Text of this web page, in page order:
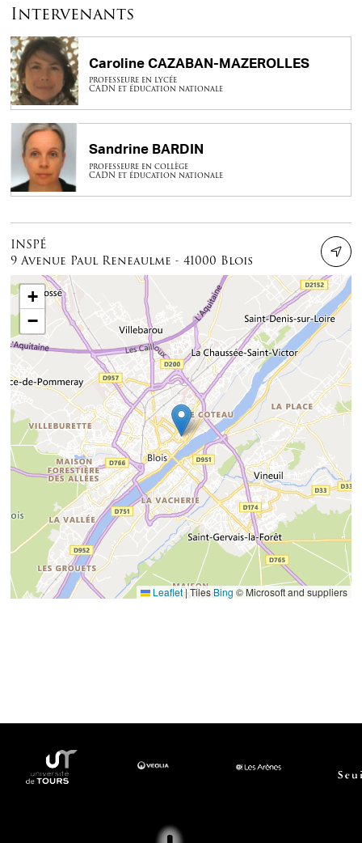
Intervenants
Caroline CAZABAN-MAZEROLLES
professeure en lycée
CADN et éducation nationale
Sandrine BARDIN
professeure en collège
CADN et éducation nationale
INSPÉ
9 Avenue Paul Reneaulme - 41000 Blois
+
−
Leaflet|TilesBing © Microsoft and suppliers